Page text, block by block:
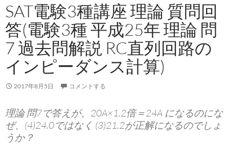
SAT電験3種講座 理論 質問回
答(電験3種 平成25年 理論 問
7 過去問解説 RC直列回路の
インピーダンス計算)
2017年8月5日 コメントする
理論 問7で答えが、20A×1.2倍＝24A になるのにな
ぜ、(4)24.0ではなく (3)21.2が正解になるのでしょ
うか？